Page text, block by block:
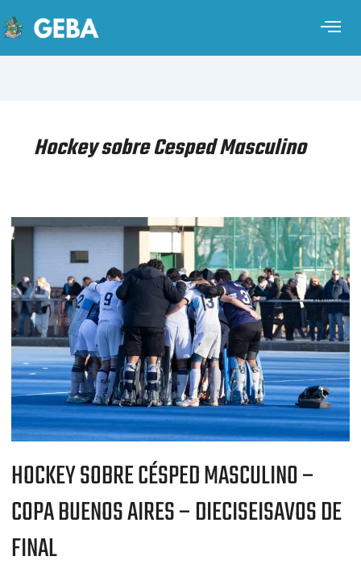
Hockey sobre Cesped Masculino
HOCKEY SOBRE CÉSPED MASCULINO –
COPA BUENOS AIRES – DIECISEISAVOS DE
FINAL
HOCKEY
SOBRE
MASCULINO
–
COPA
BUENOS
AIRES
–
DIECISEISAVOS
DE
FINAL